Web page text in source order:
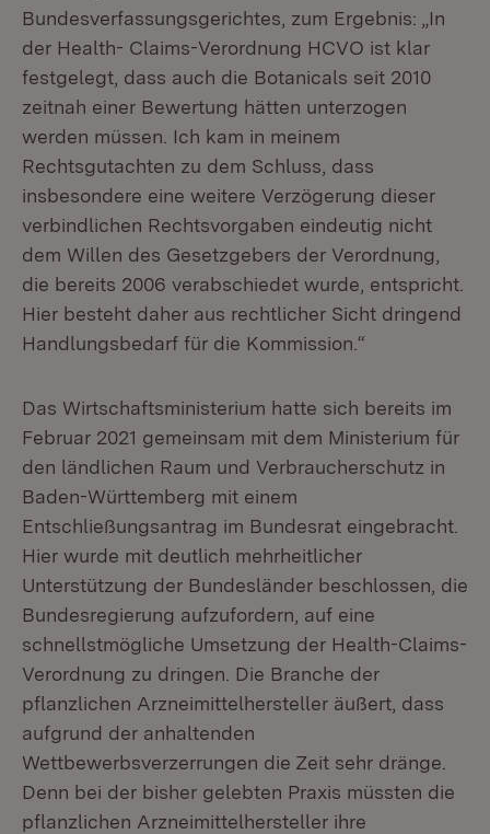
Bundesverfassungsgerichtes, zum Ergebnis: „In
der Health- Claims-Verordnung HCVO ist klar
festgelegt, dass auch die Botanicals seit 2010
zeitnah einer Bewertung hätten unterzogen
werden müssen. Ich kam in meinem
Rechtsgutachten zu dem Schluss, dass
insbesondere eine weitere Verzögerung dieser
verbindlichen Rechtsvorgaben eindeutig nicht
dem Willen des Gesetzgebers der Verordnung,
die bereits 2006 verabschiedet wurde, entspricht.
Hier besteht daher aus rechtlicher Sicht dringend
Handlungsbedarf für die Kommission.“
Das Wirtschaftsministerium hatte sich bereits im
Februar 2021 gemeinsam mit dem Ministerium für
den ländlichen Raum und Verbraucherschutz in
Baden-Württemberg mit einem
Entschließungsantrag im Bundesrat eingebracht.
Hier wurde mit deutlich mehrheitlicher
Unterstützung der Bundesländer beschlossen, die
Bundesregierung aufzufordern, auf eine
schnellstmögliche Umsetzung der Health-Claims-
Verordnung zu dringen. Die Branche der
pflanzlichen Arzneimittelhersteller äußert, dass
aufgrund der anhaltenden
Wettbewerbsverzerrungen die Zeit sehr dränge.
Denn bei der bisher gelebten Praxis müssten die
pflanzlichen Arzneimittelhersteller ihre